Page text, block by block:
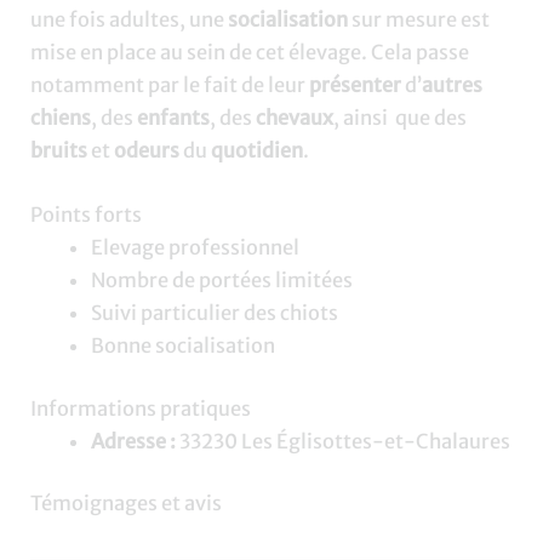
une fois adultes, une socialisation sur mesure est
mise en place au sein de cet élevage. Cela passe
notamment par le fait de leur présenter d’autres
chiens, des enfants, des chevaux, ainsi que des
bruits et odeurs du quotidien.
Points forts
Elevage professionnel
Nombre de portées limitées
Suivi particulier des chiots
Bonne socialisation
Informations pratiques
Adresse : 33230 Les Églisottes-et-Chalaures
Témoignages et avis